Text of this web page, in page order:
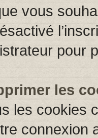
vous
pour
les
les cookies
connexion